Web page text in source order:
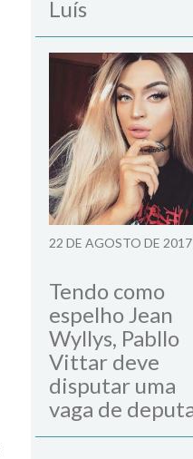
Luís
22 DE AGOSTO DE 2017
Tendo como
espelho Jean
Wyllys, Pabllo
Vittar deve
disputar uma
vaga de